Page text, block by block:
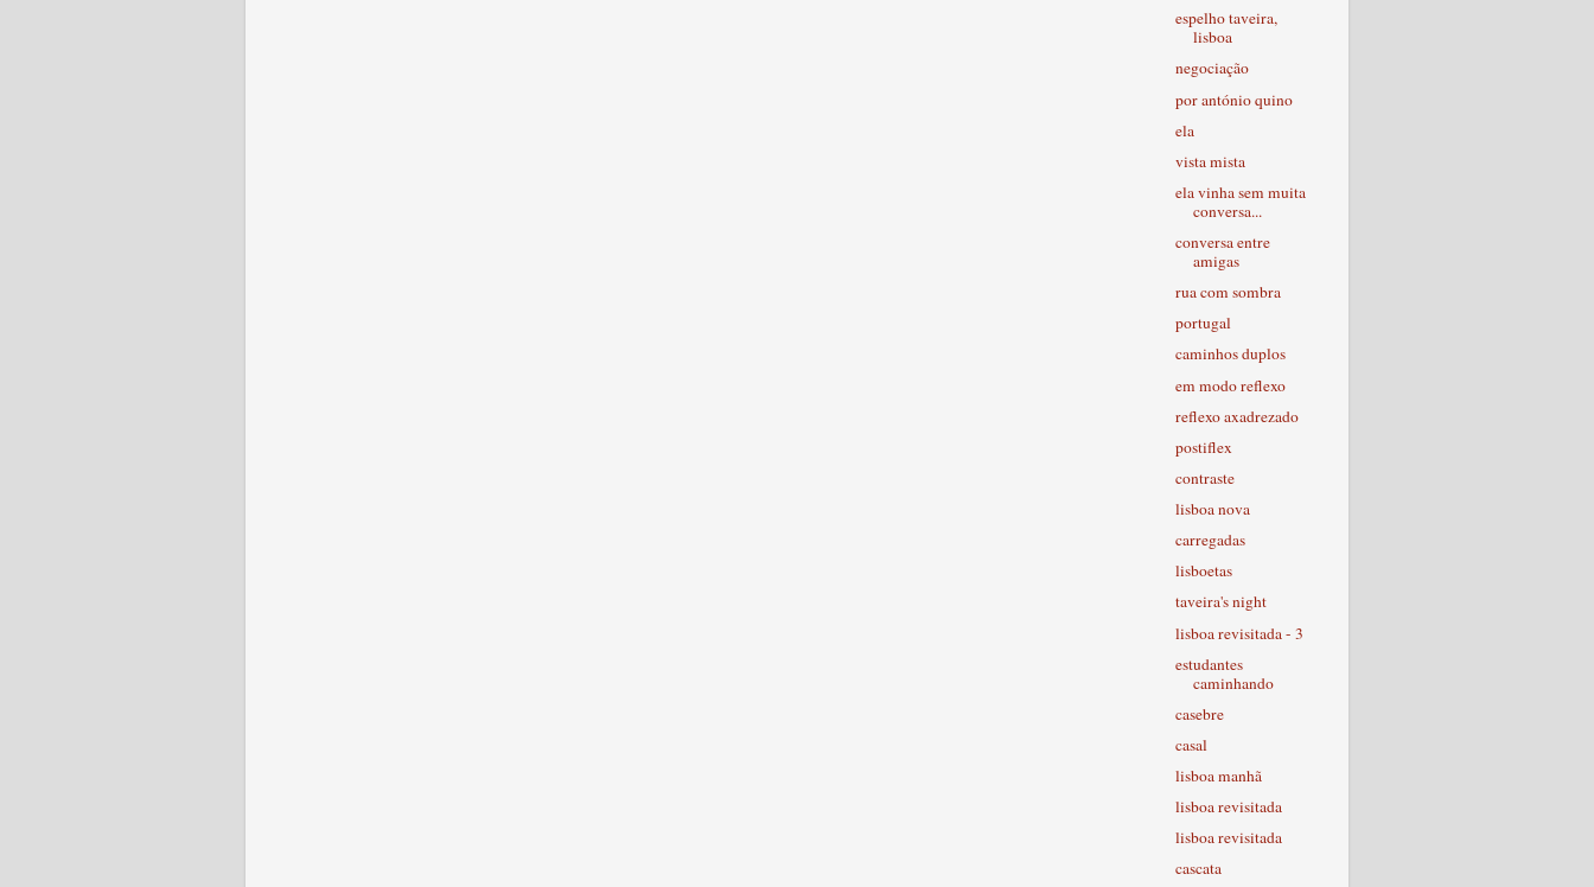
espelho taveira,
lisboa
negociação
por antónio quino
ela
vista mista
ela vinha sem muita
conversa...
conversa entre
amigas
rua com sombra
portugal
caminhos duplos
em modo reflexo
reflexo axadrezado
postiflex
contraste
lisboa nova
carregadas
lisboetas
taveira's night
lisboa revisitada - 3
estudantes
caminhando
casebre
casal
lisboa manhã
lisboa revisitada
lisboa revisitada
cascata